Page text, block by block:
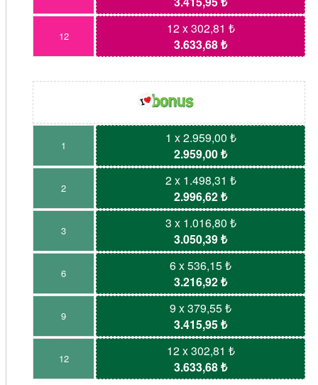
12
12 x 302,81 ₺
3.633,68 ₺
1
1 x 2.959,00 ₺
2.959,00 ₺
2
2 x 1.498,31 ₺
2.996,62 ₺
3
3 x 1.016,80 ₺
3.050,39 ₺
6
6 x 536,15 ₺
3.216,92 ₺
9
9 x 379,55 ₺
3.415,95 ₺
12
12 x 302,81 ₺
3.633,68 ₺